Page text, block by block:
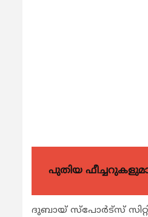
പുതിയ
ദുബായ് സ്‌പോര്‍ട്‌സ്